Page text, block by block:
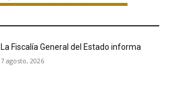
La Fiscalía General del Estado informa
7 agosto, 2026